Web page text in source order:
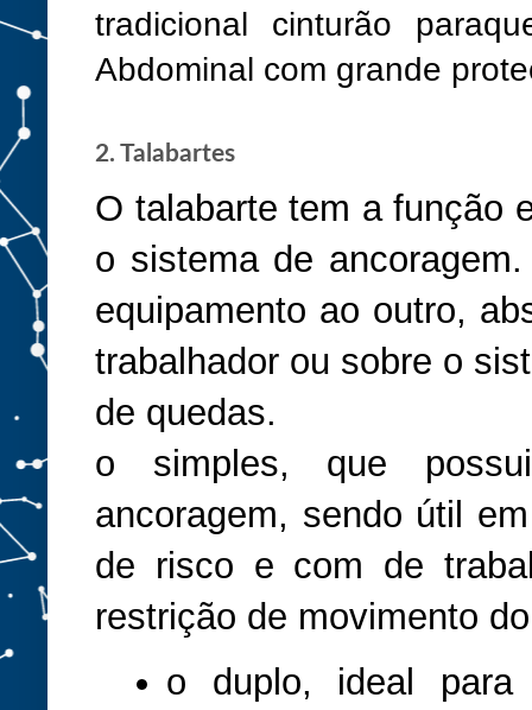
tradicional cinturão
Abdominal com grande
2. Talabartes
O talabarte tem a função
o sistema de
equipamento ao outro,
trabalhador ou sobre o
de quedas.
o simples, que
ancoragem, sendo útil
de risco e com de
restrição de movimento
o duplo, ideal para